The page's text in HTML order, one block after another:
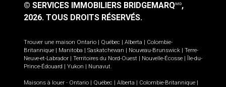
© SERVICES IMMOBILIERS BRIDGEMARQ MD,
2026. TOUS DROITS RÉSERVÉS.
Trouver une maison Ontario Québec Alberta
Colombie-
Britannique
Manitoba Saskatchewan Nouveau-Brunswick
Terre-
Neuve-et-Labrador
Territoires du Nord-Ouest Nouvelle-Écosse
Île-du-
Prince-Édouard
Yukon Nunavut.
Maisons à louer - Ontario Québec Alberta Colombie-Britannique